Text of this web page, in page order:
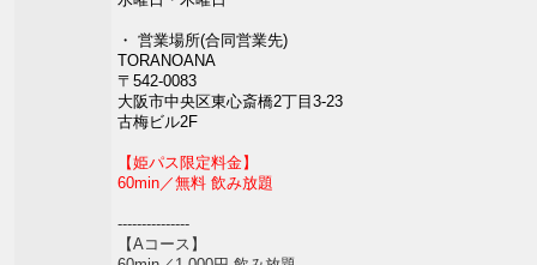
・ 営業場所(合同営業先)
TORANOANA
〒542-0083
大阪市中央区東心斎橋2丁目3-23
古梅ビル2F
【姫パス限定料金】
60min／無料 飲み放題
---------------
【Aコース】